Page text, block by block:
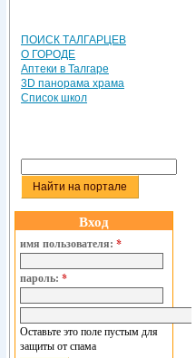
ПОИСК ТАЛГАРЦЕВ
О ГОРОДЕ
Аптеки в Талгаре
3D панорама храма
Список школ
Вход
имя пользователя: *
пароль: *
Оставьте это поле пустым для
защиты от спама